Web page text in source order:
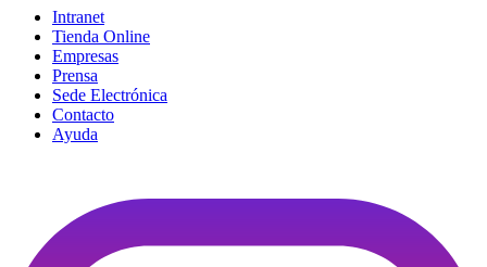
Intranet
Tienda Online
Empresas
Prensa
Sede Electrónica
Contacto
Ayuda